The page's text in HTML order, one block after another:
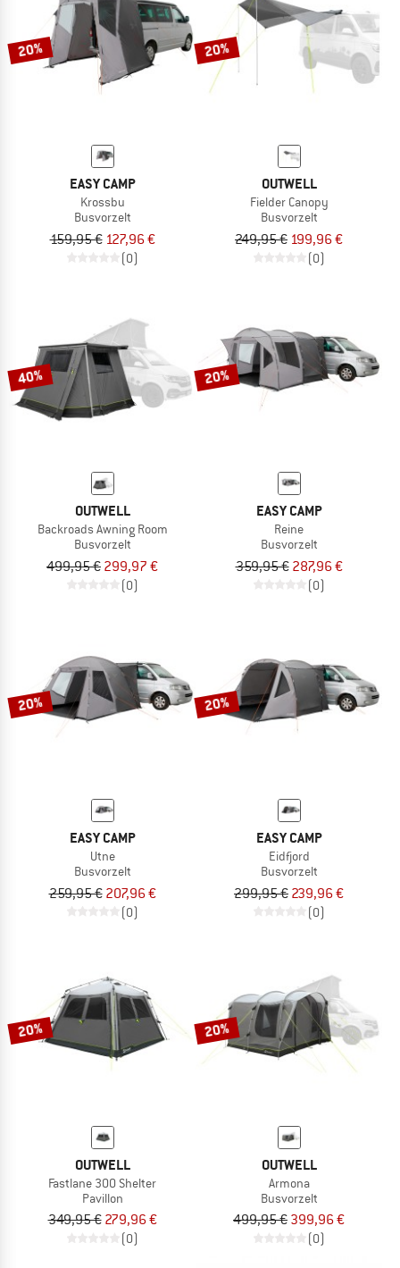
20%
EASY CAMP
Krossbu
Busvorzelt
159,95 € 127,96 €
(0)
20%
OUTWELL
Fielder Canopy
Busvorzelt
249,95 € 199,96 €
(0)
40%
OUTWELL
Backroads Awning Room
Busvorzelt
499,95 € 299,97 €
(0)
20%
EASY CAMP
Reine
Busvorzelt
359,95 € 287,96 €
(0)
20%
EASY CAMP
Utne
Busvorzelt
259,95 € 207,96 €
(0)
20%
EASY CAMP
Eidfjord
Busvorzelt
299,95 € 239,96 €
(0)
20%
OUTWELL
Fastlane 300 Shelter
Pavillon
349,95 € 279,96 €
(0)
20%
OUTWELL
Armona
Busvorzelt
499,95 € 399,96 €
(0)